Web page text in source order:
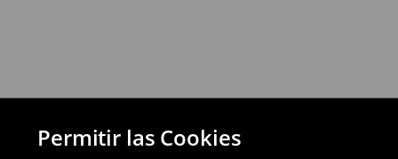
Permitir las Cookies